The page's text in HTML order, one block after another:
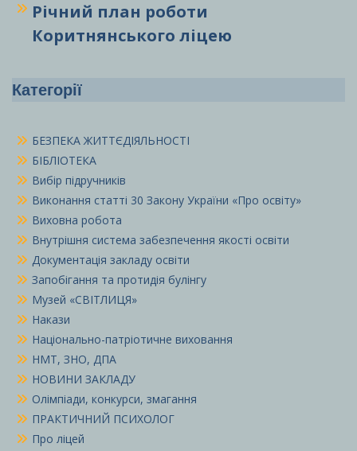
Річний план роботи
Коритнянського ліцею
Категорії
БЕЗПЕКА ЖИТТЄДІЯЛЬНОСТІ
БІБЛІОТЕКА
Вибір підручників
Виконання статті 30 Закону України «Про освіту»
Виховна робота
Внутрішня система забезпечення якості освіти
Документація закладу освіти
Запобігання та протидія булінгу
Музей «СВІТЛИЦЯ»
Накази
Національно-патріотичне виховання
НМТ, ЗНО, ДПА
НОВИНИ ЗАКЛАДУ
Олімпіади, конкурси, змагання
ПРАКТИЧНИЙ ПСИХОЛОГ
Про ліцей